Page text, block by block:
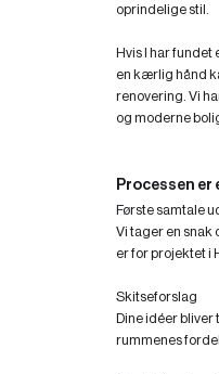
oprindelige stil.
Hvis I har
en kærlig hånd
renovering. Vi
og moderne
Processen er
Første samtale
Vi tager en snak
er for projektet i
Skitseforslag
Dine idéer bliver
rummenes